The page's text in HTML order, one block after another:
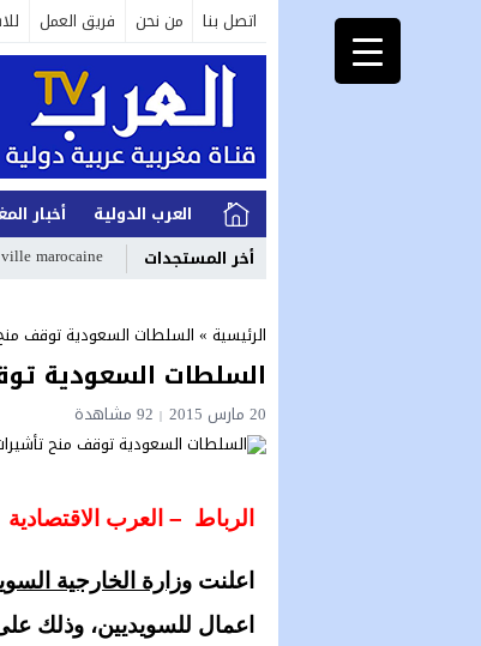
اتصل بنا من نحن فريق العمل
العرب الدولية أخبار
أخر المستجدات
de Nad_
الرئيسية » السلطات السعودية توقف
السلطات السعودية
20 مارس 2015 92 مشاهدة
الرباط – العرب
اعلنت وزارة الخارجية
اعمال للسويديين، وذلك